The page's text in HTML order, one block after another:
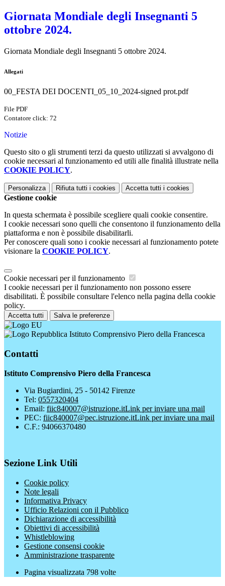
Giornata Mondiale degli Insegnanti 5
ottobre 2024.
Giornata Mondiale degli Insegnanti 5 ottobre 2024.
Allegati
00_FESTA DEI DOCENTI_05_10_2024-signed prot.pdf
File PDF
Contatore click: 72
Notizie
Questo sito o gli strumenti terzi da questo utilizzati si avvalgono di
cookie necessari al funzionamento ed utili alle finalità illustrate nella
COOKIE POLICY.
Personalizza Rifiuta tutti i cookies Accetta tutti i cookies
Gestione cookie
In questa schermata è possibile scegliere quali cookie consentire.
I cookie necessari sono quelli che consentono il funzionamento della
piattaforma e non è possibile disabilitarli.
Per conoscere quali sono i cookie necessari al funzionamento potete
visionare la COOKIE POLICY.
Cookie necessari per il funzionamento
I cookie necessari per il funzionamento non possono essere
disabilitati. È possibile consultare l'elenco nella pagina della cookie
policy.
Accetta tutti Salva le preferenze
Istituto Comprensivo Piero della Francesca
Contatti
Istituto Comprensivo Piero della Francesca
Via Bugiardini, 25 - 50142 Firenze
Tel: 0557320404
Email: fiic840007@istruzione.itLink per inviare una mail
PEC: fiic840007@pec.istruzione.itLink per inviare una mail
C.F.: 94066370480
Sezione Link Utili
Cookie policy
Note legali
Informativa Privacy
Ufficio Relazioni con il Pubblico
Dichiarazione di accessibilità
Obiettivi di accessibilità
Whistleblowing
Gestione consensi cookie
Amministrazione trasparente
Pagina visualizzata 798 volte